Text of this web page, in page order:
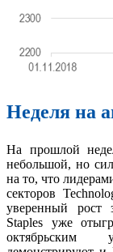
Неделя на
На прошлой
небольшой, но
на то, что
секторов
уверенный рост
Staples уже
октябрьским